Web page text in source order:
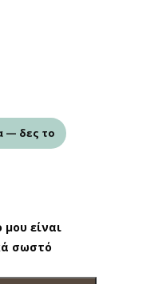
— δες το
είναι
σωστό